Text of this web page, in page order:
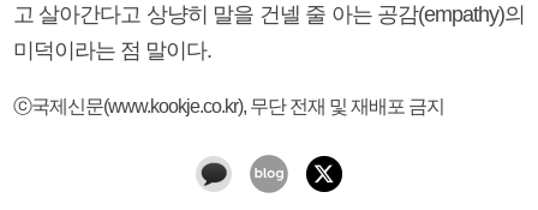
고 살아간다고 상냥히 말을 건넬 줄 아는 공감(empathy)의
미덕이라는 점 말이다.
ⓒ국제신문(www.kookje.co.kr), 무단 전재 및 재배포 금지